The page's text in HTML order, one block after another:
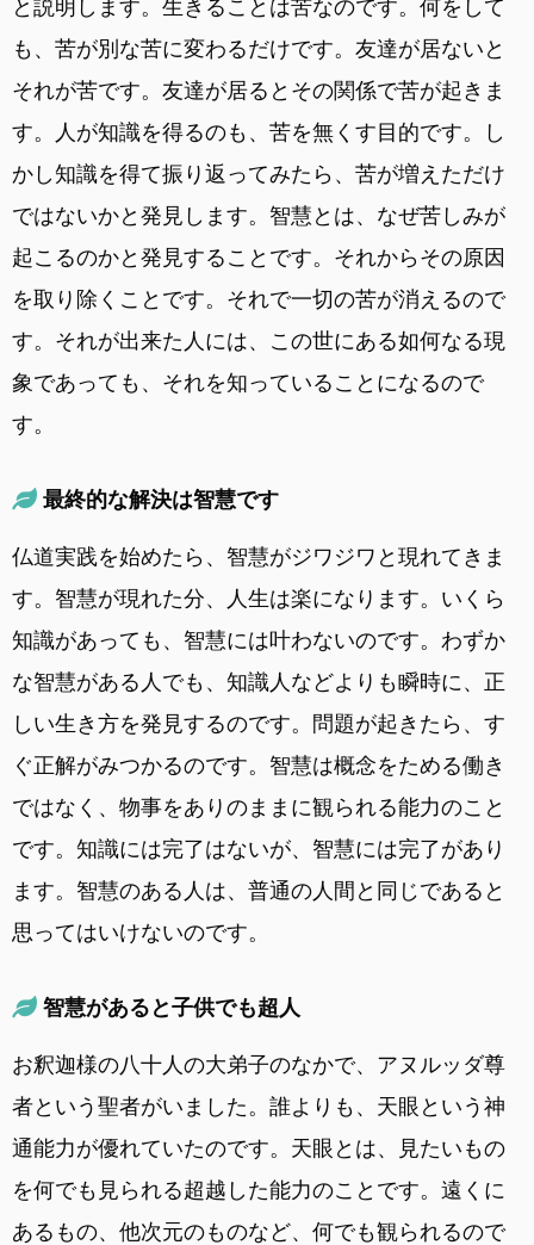
と説明します。生きることは苦なのです。何をして
も、苦が別な苦に変わるだけです。友達が居ないと
それが苦です。友達が居るとその関係で苦が起きま
す。人が知識を得るのも、苦を無くす目的です。し
かし知識を得て振り返ってみたら、苦が増えただけ
ではないかと発見します。智慧とは、なぜ苦しみが
起こるのかと発見することです。それからその原因
を取り除くことです。それで一切の苦が消えるので
す。それが出来た人には、この世にある如何なる現
象であっても、それを知っていることになるので
す。
最終的な解決は智慧です
仏道実践を始めたら、智慧がジワジワと現れてきま
す。智慧が現れた分、人生は楽になります。いくら
知識があっても、智慧には叶わないのです。わずか
な智慧がある人でも、知識人などよりも瞬時に、正
しい生き方を発見するのです。問題が起きたら、す
ぐ正解がみつかるのです。智慧は概念をためる働き
ではなく、物事をありのままに観られる能力のこと
です。知識には完了はないが、智慧には完了があり
ます。智慧のある人は、普通の人間と同じであると
思ってはいけないのです。
智慧があると子供でも超人
お釈迦様の八十人の大弟子のなかで、アヌルッダ尊
者という聖者がいました。誰よりも、天眼という神
通能力が優れていたのです。天眼とは、見たいもの
を何でも見られる超越した能力のことです。遠くに
あるもの、他次元のものなど、何でも観られるので